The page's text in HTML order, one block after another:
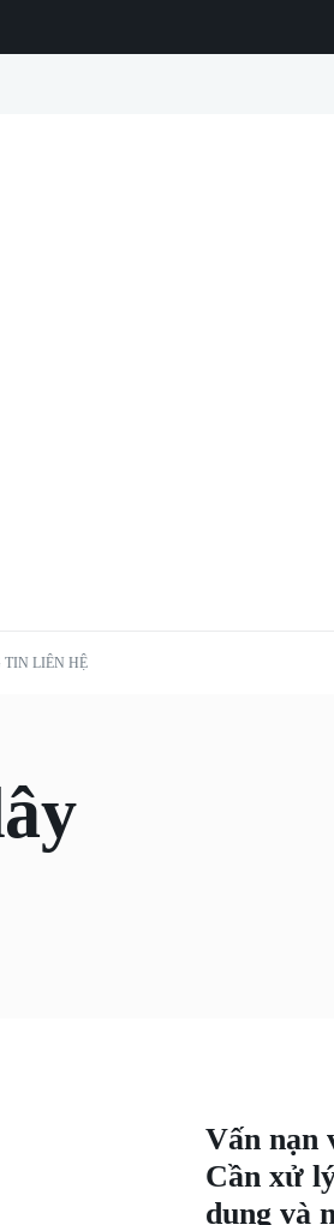
TIN LIÊN HỆ
Vấn nạn
Cần xử
dụng và